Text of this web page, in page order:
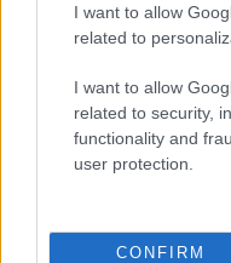
I want to allow
related to
I want to allow
related to security,
functionality and
user protection.
CONFIRM